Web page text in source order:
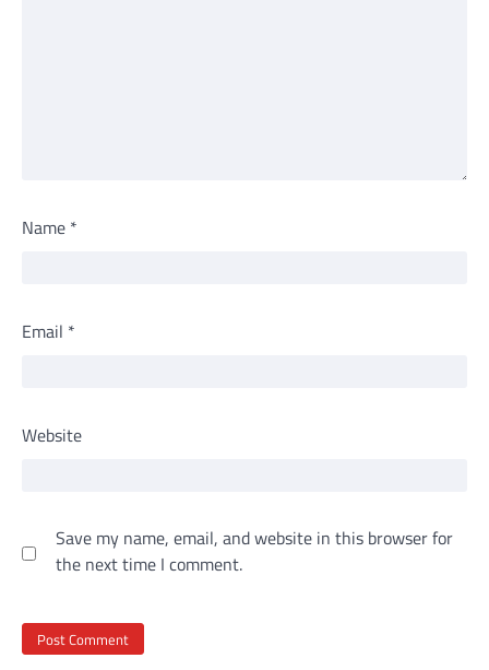
Name *
Email *
Website
Save my name, email, and website in this browser for
the next time I comment.